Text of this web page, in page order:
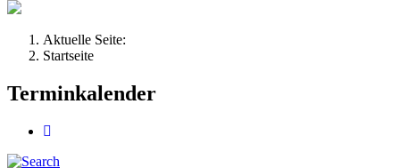
Aktuelle Seite:
Startseite
Terminkalender